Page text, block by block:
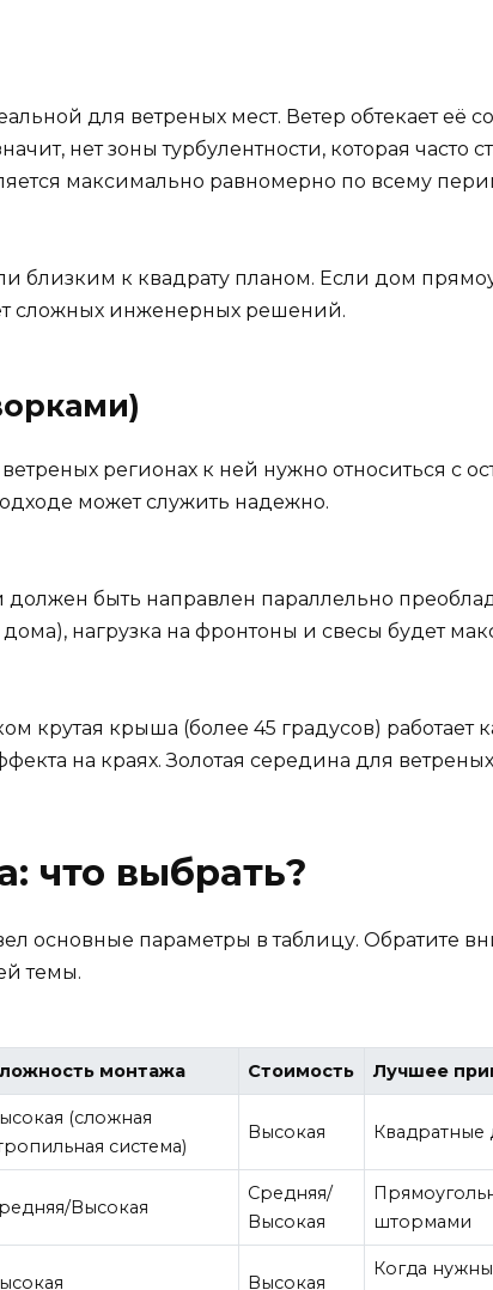
для ветреных мест. Ветер обтекает её
нет зоны турбулентности, которая часто
максимально равномерно по всему
близким к квадрату планом. Если дом
сложных инженерных решений.
регионах к ней нужно относиться с
может служить надежно.
быть направлен параллельно
нагрузка на фронтоны и свесы будет
крутая крыша (более 45 градусов) работает
на краях. Золотая середина для
что выбрать?
основные параметры в таблицу. Обратите
темы.
монтажа Стоимость Лучшее
(сложная
система)
Высокая Квадратные
Высокая
Средняя/
Высокая
штормами
Высокая
Когда